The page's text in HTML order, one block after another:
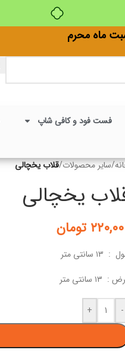
ماه محرم
فست فود و کافی شاپ
/سایر محصولات/قلاب یخچالی
یخچالی
تومان
سانتی متر
سانتی متر
-
+